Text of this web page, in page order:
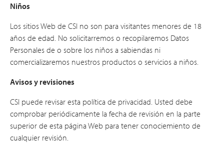
Niños
Los sitios Web de CSI no son para visitantes menores de 18
años de edad. No solicitarremos o recopilaremos Datos
Personales de o sobre los niños a sabiendas ni
comercializaremos nuestros productos o servicios a niños.
Avisos y revisiones
CSI puede revisar esta política de privacidad. Usted debe
comprobar periódicamente la fecha de revisión en la parte
superior de esta página Web para tener conociemiento de
cualquier revisión.